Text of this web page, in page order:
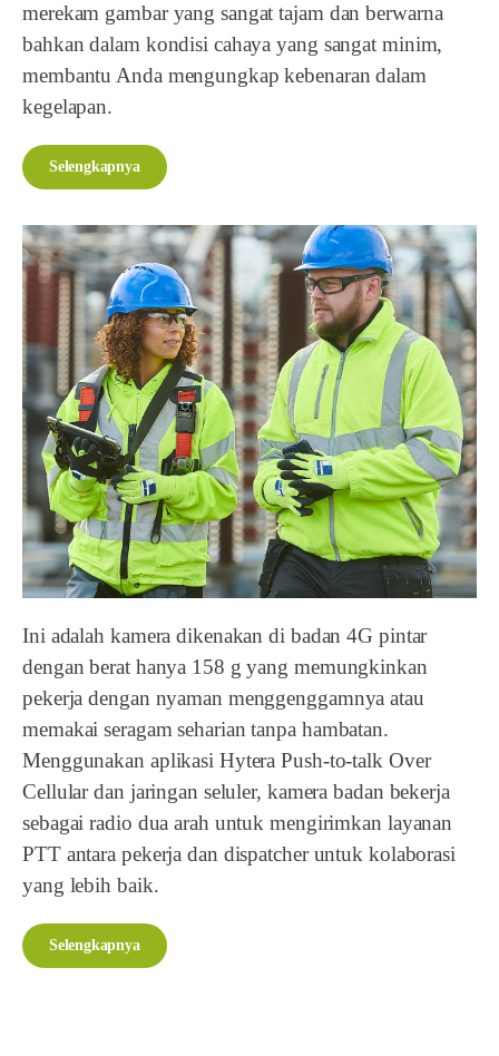
merekam gambar yang sangat tajam dan berwarna
bahkan dalam kondisi cahaya yang sangat minim,
membantu Anda mengungkap kebenaran dalam
kegelapan.
Selengkapnya
Ini adalah kamera dikenakan di badan 4G pintar
dengan berat hanya 158 g yang memungkinkan
pekerja dengan nyaman menggenggamnya atau
memakai seragam seharian tanpa hambatan.
Menggunakan aplikasi Hytera Push-to-talk Over
Cellular dan jaringan seluler, kamera badan bekerja
sebagai radio dua arah untuk mengirimkan layanan
PTT antara pekerja dan dispatcher untuk kolaborasi
yang lebih baik.
Selengkapnya